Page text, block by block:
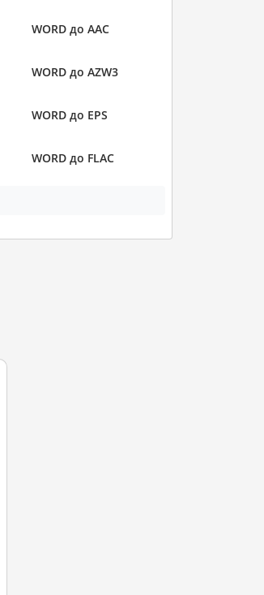
WORD до AAC
WORD до AZW3
WORD до EPS
WORD до FLAC